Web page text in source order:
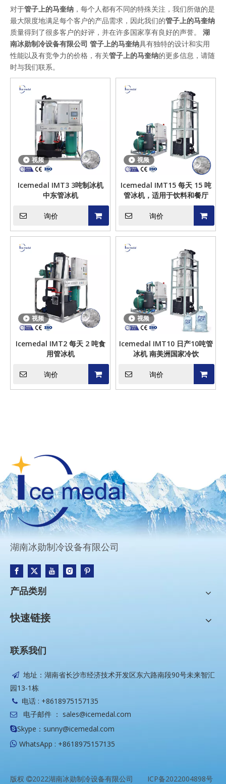
对于管子上的马奎纳 ，每个人都有不同的特殊关注，我们所做的是
最大限度地满足每个客户的产品需求，因此我们的管子上的马奎纳
质量得到了很多客户的好评，并在许多国家享有良好的声誉。 湖
南冰勋制冷设备有限公司 管子上的马奎纳具有独特的设计和实用
性能以及有竞争力的价格，有关管子上的马奎纳的更多信息，请随
时与我们联系。
视频
Icemedal IMT3 3吨制冰机
中东管冰机
询价
视频
Icemedal IMT15 每天 15 吨
管冰机，适用于饮料和餐厅
询价
视频
Icemedal IMT2 每天 2 吨食
用管冰机
询价
视频
Icemedal IMT10 日产10吨管
冰机 南美洲国家冷饮
询价
湖南冰勋制冷设备有限公司
产品类别
快速链接
联系我们
 地址：湖南省长沙市经济技术开发区东六路南段90号未来智汇
园13-1栋
 电话 : +8618975157135
 电子邮件 ： sales@icemedal.com
Skype：sunny@icemedal.com
 WhatsApp : +8618975157135
版权 2022湖南冰勋制冷设备有限公司 ICP备2022004898号